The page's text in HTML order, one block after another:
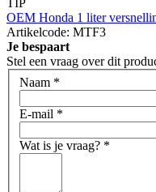
TIP
OEM Honda 1 liter
Artikelcode: MTF3
Je bespaart
Stel een vraag over dit
Naam *
E-mail *
Wat is je vraag? *